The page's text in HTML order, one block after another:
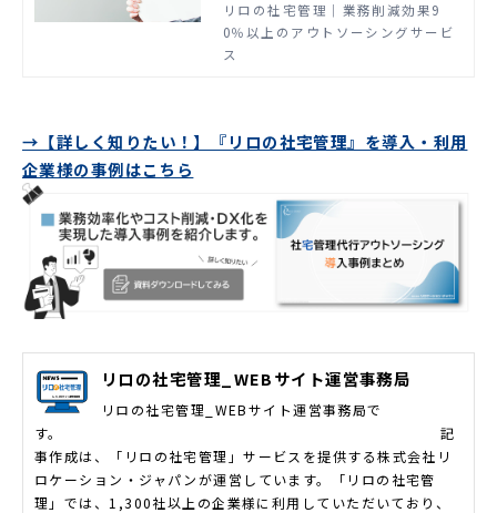
のニーズを的確に捉えたコンサルテ
ィングと、あらゆるシーンを想定し
た付帯サービスをご用意。社宅管理
工数削減に貢献します。
リロの社宅管理│業務削減効果9
0％以上のアウトソーシングサービ
ス
→【詳しく知りたい！】『リロの社宅管理』を導入・利用
企業様の事例はこちら
リロの社宅管理_WEBサイト運営事務局
リロの社宅管理_WEBサイト運営事務局で
す。 記
事作成は、「リロの社宅管理」サービスを提供する株式会社リ
ロケーション・ジャパンが運営しています。「リロの社宅管
理」では、1,300社以上の企業様に利用していただいており、